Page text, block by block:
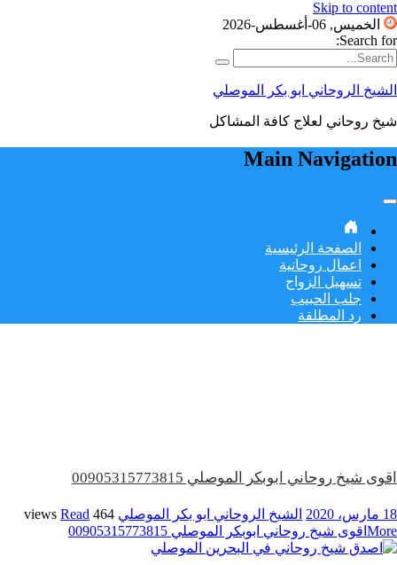
Skip to content
الخميس, 06-أغسطس-2026
Search for:
الشيخ الروحاني ابو بكر الموصلي
شيخ روحاني لعلاج كافة المشاكل
Main Navigation
الصفحة الرئيسية
اعمال روحانية
تسهيل الزواج
جلب الحبيب
رد المطلقة
اقوى شيخ روحاني ابوبكر الموصلي 00905315773815
18 مارس، 2020 الشيخ الروحاني ابو بكر الموصلي 464 views
Read
More اقوى شيخ روحاني ابوبكر الموصلي 00905315773815